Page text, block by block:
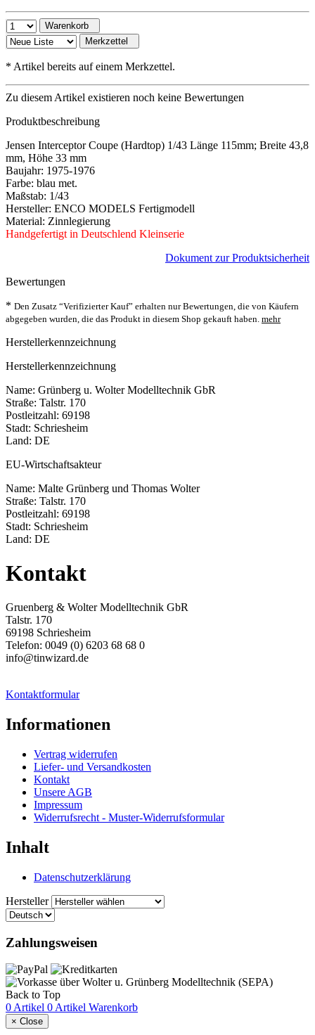
Warenkorb
Merkzettel
* Artikel bereits auf einem Merkzettel.
Zu diesem Artikel existieren noch keine Bewertungen
Produktbeschreibung
Jensen Interceptor Coupe (Hardtop) 1/43 Länge 115mm; Breite 43,8
mm, Höhe 33 mm
Baujahr: 1975-1976
Farbe: blau met.
Maßstab: 1/43
Hersteller: ENCO MODELS Fertigmodell
Material: Zinnlegierung
Handgefertigt in Deutschlend Kleinserie
Dokument zur Produktsicherheit
Bewertungen
* Den Zusatz “Verifizierter Kauf” erhalten nur Bewertungen, die von Käufern
abgegeben wurden, die das Produkt in diesem Shop gekauft haben. mehr
Herstellerkennzeichnung
Herstellerkennzeichnung
Name: Grünberg u. Wolter Modelltechnik GbR
Straße: Talstr. 170
Postleitzahl: 69198
Stadt: Schriesheim
Land: DE
EU-Wirtschaftsakteur
Name: Malte Grünberg und Thomas Wolter
Straße: Talstr. 170
Postleitzahl: 69198
Stadt: Schriesheim
Land: DE
Kontakt
Gruenberg & Wolter Modelltechnik GbR
Talstr. 170
69198 Schriesheim
Telefon: 0049 (0) 6203 68 68 0
info@tinwizard.de
Kontaktformular
Informationen
Vertrag widerrufen
Liefer- und Versandkosten
Kontakt
Unsere AGB
Impressum
Widerrufsrecht - Muster-Widerrufsformular
Inhalt
Datenschutzerklärung
Hersteller
Zahlungsweisen
Back to Top
0 Artikel 0 Artikel Warenkorb
× Close